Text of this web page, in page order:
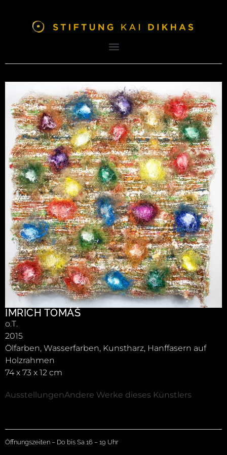
IMRICH TOMÁŠ
o.T.
2015
Ölfarben, Wasserfarben, Kunstharz, Hanffasern auf
Holzrahmen
74 x 73 x 12 cm
AusstellungenAndere Werke dieses Künstlers
Öffnungszeiten – Do bis Sa 16 – 19 Uhr